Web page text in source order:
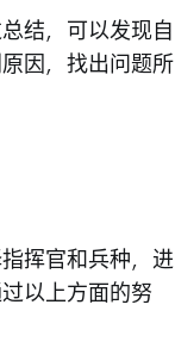
结，可以发现自
因，找出问题所
挥官和兵种，进
以上方面的努